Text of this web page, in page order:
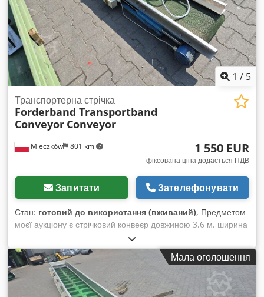
1 / 5
Mleczków 801 km
Транспортерна стрічка
Forderband Transportband
Conveyor Conveyor
1 550 EUR
фіксована ціна додається ПДВ
Запитати Зателефонувати
Стан: готовий до використання (вживаний), Предметом
моєї аукціону є стрічковий конвеєр довжиною 3,6 м, ширина
стрічки 0,32 м. Можлива доставка. Dwsdpfozawbqjx Abnoa
Мала оголошення